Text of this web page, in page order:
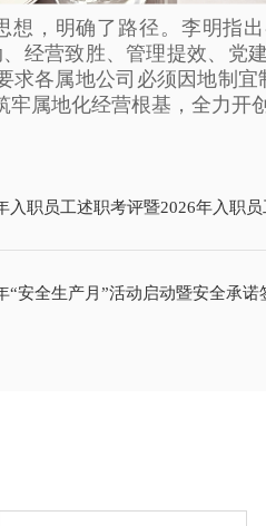
想，明确了路径。李明指
经营致胜、管理提效、党
求各属地公司必须因地制
牢属地化经营根基，全力开
入职员工述职考评暨2026年入职
安全生产月”活动启动暨安全承诺